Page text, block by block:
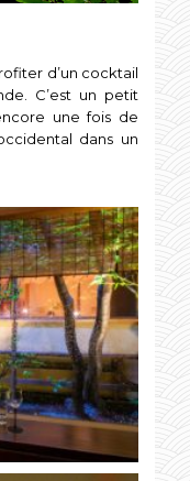
d’un cocktail
C’est un petit
une fois de
dans un